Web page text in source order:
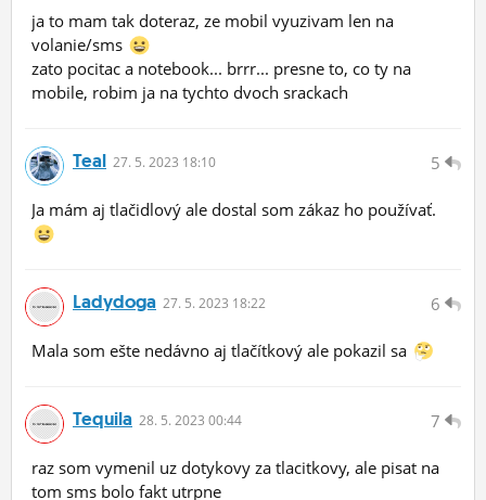
ja to mam tak doteraz, ze mobil vyuzivam len na
volanie/sms
zato pocitac a notebook... brrr... presne to, co ty na
mobile, robim ja na tychto dvoch srackach
5
Teal 27. 5. 2023 18:10
Ja mám aj tlačidlový ale dostal som zákaz ho používať.
6
Ladydoga 27. 5. 2023 18:22
Mala som ešte nedávno aj tlačítkový ale pokazil sa
7
Tequila 28. 5. 2023 00:44
raz som vymenil uz dotykovy za tlacitkovy, ale pisat na
tom sms bolo fakt utrpne